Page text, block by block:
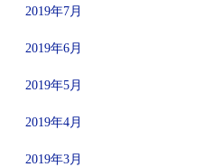
2019年7月
2019年6月
2019年5月
2019年4月
2019年3月